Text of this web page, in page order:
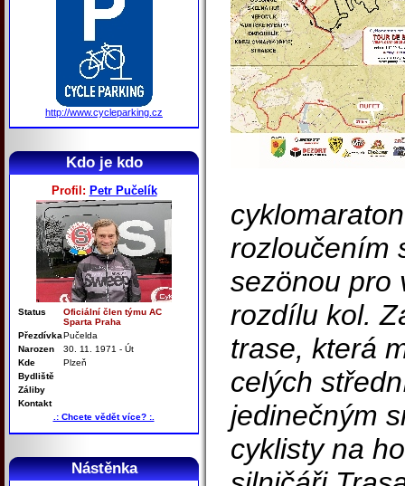
http://www.cycleparking.cz
Kdo je kdo
Profil: Petr Pučelík
Status
Oficiální člen týmu AC
Sparta Praha
PřezdívkaPučelda
Narozen
30. 11. 1971 - Út
Kde
Plzeň
Bydliště
Záliby
Kontakt
.: Chcete vědět více? :.
Nástěnka
rozloučením
sezönou pro
rozdílu kol.
trase, která
celých
jedinečným
cyklisty na